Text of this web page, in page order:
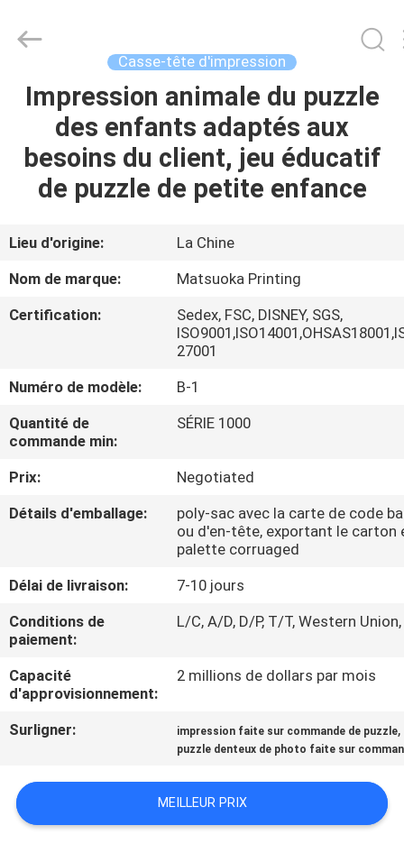
MAISON
PRODUITS
SUJET
DE
NOUS
D'USINE
CONTRÔLE
DE
QUALITÉ
NOUS
DEMANDEZ
UNE
CITATION
PLAN
DU
SITE
printing
co.,LTD.
Reserved.
Casse-tête d'impression
Impression animale du puzzle
des enfants adaptés aux
besoins du client, jeu éducatif
de puzzle de petite enfance
Lieu d'origine:
La Chine
Nom de marque:
Matsuoka Printing
Certification:
Sedex, FSC, DISNEY, SGS,
27001
Numéro de modèle:
B-1
Quantité de
commande min:
SÉRIE 1000
Prix:
Negotiated
Détails d'emballage:
poly-sac avec la carte de code
ou d'en-tête, exportant le carton
palette corruaged
Délai de livraison:
7-10 jours
Conditions de
paiement:
L/C, A/D, D/P, T/T, Western Union,
Capacité
d'approvisionnement:
2 millions de dollars par mois
Surligner: impression faite sur commande de puzzle,
puzzle denteux de photo faite sur
MEILLEUR PRIX